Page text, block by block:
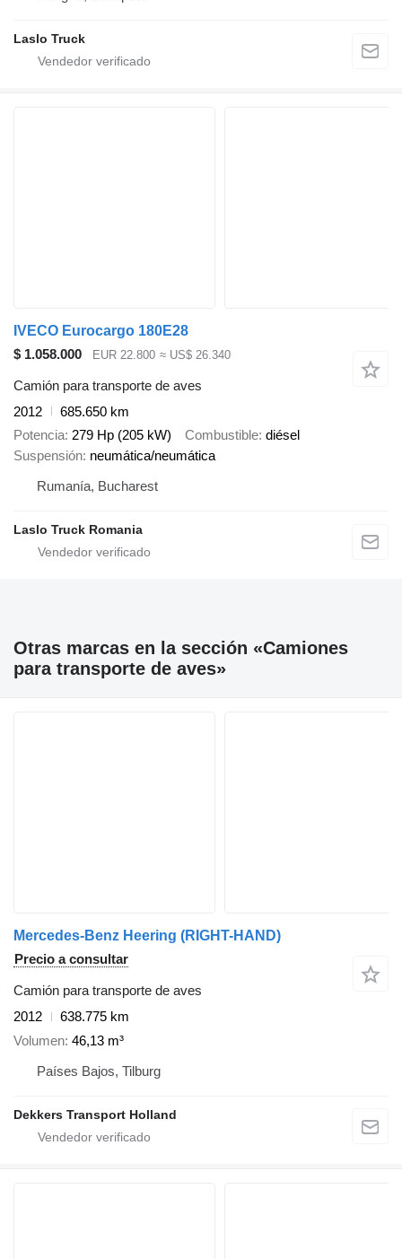
Laslo Truck
IVECO Eurocargo 180E28
$ 1.058.000
EUR 22.800 ≈ US$ 26.340
Camión para transporte de aves
2012
685.650 km
Potencia 279 Hp (205 kW) Combustible diésel
Suspensión neumática/neumática
Rumanía, Bucharest
Laslo Truck Romania
Otras marcas en la sección «Camiones
para transporte de aves»
Mercedes-Benz Heering (RIGHT-HAND)
Precio a consultar
Camión para transporte de aves
2012
638.775 km
Volumen 46,13 m³
Países Bajos, Tilburg
Dekkers Transport Holland